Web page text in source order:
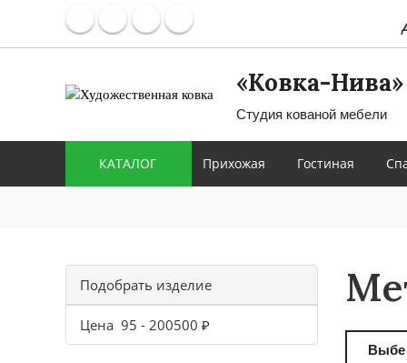
«Ковка-Нива»
Студия кованой мебели
КАТАЛОГ Прихожая Гостиная
Подобрать изделие
Цена 95 - 200500 ₽